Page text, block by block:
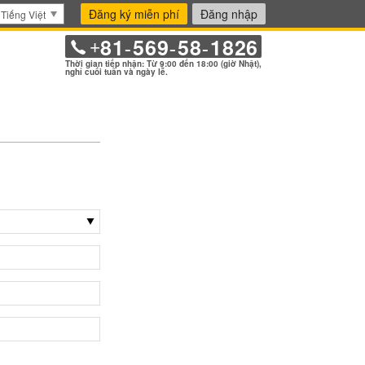
Tiếng Việt Đăng ký miễn phí Đăng nhập
+81 -569-58-1826
Thời gian tiếp nhận: Từ 9:00 đến 18:00 (giờ Nhật),
nghỉ cuối tuần và ngày lễ.